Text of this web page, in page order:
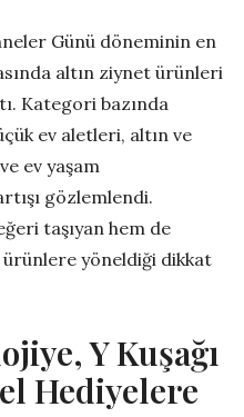
Günü döneminin en
altın ziynet ürünleri
Kategori bazında
ev aletleri, altın ve
ev yaşam
gözlemlendi.
taşıyan hem de
ürünlere yöneldiği dikkat
Y Kuşağı
Hediyelere